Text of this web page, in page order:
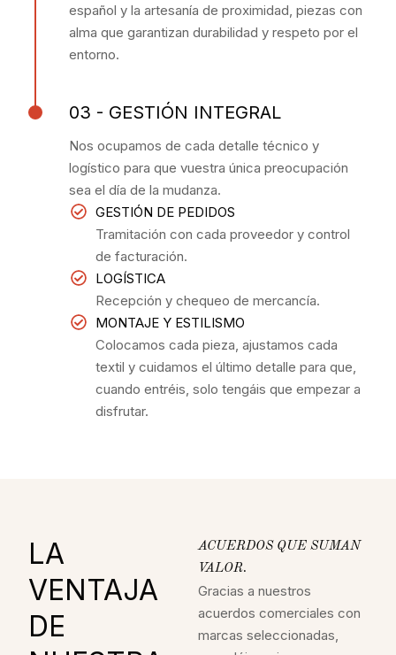
español y la artesanía de proximidad, piezas con
alma que garantizan durabilidad y respeto por el
entorno.
03 - GESTIÓN INTEGRAL
Nos ocupamos de cada detalle técnico y
logístico para que vuestra única preocupación
sea el día de la mudanza.
GESTIÓN DE PEDIDOS
Tramitación con cada proveedor y control
de facturación.
LOGÍSTICA
Recepción y chequeo de mercancía.
MONTAJE Y ESTILISMO
Colocamos cada pieza, ajustamos cada
textil y cuidamos el último detalle para que,
cuando entréis, solo tengáis que empezar a
disfrutar.
LA
VENTAJA
DE
ACUERDOS QUE SUMAN
VALOR.
Gracias a nuestros
acuerdos comerciales con
marcas seleccionadas,